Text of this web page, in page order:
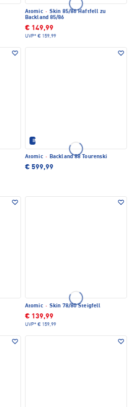
Atomic · Skin 85/86 Haftfell zu
Backland 85/86
€ 149,99
UVP* € 159,99
IM SET ERHÄLTLICH
Atomic · Backland 88 Tourenski
€ 599,99
Atomic · Skin 78/80 Steigfell
€ 139,99
UVP* € 159,99